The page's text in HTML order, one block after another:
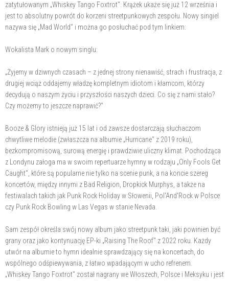
zatytułowanym „Whiskey Tango Foxtrot". Krążek ukaże się już 12 września i
jest to absolutny powrót do korzeni streetpunkowych zespołu. Nowy singiel
nazywa się „Mad World" i można go posłuchać pod tym linkiem:
Wokalista Mark o nowym singlu:
„Żyjemy w dziwnych czasach – z jednej strony nienawiść, strach i frustracja, z
drugiej wciąż oddajemy władzę kompletnym idiotom i kłamcom, którzy
decydują o naszym życiu i przyszłości naszych dzieci. Co się z nami stało?
Czy możemy to jeszcze naprawić?"
Booze & Glory istnieją już 15 lat i od zawsze dostarczają słuchaczom
chwytliwe melodie (zwłaszcza na albumie „Hurricane" z 2019 roku),
bezkompromisową, surową energię i prawdziwie uliczny klimat. Pochodząca
z Londynu załoga ma w swoim repertuarze hymny w rodzaju „Only Fools Get
Caught", które są popularne nie tylko na scenie punk, a na koncie szereg
koncertów, między innymi z Bad Religion, Dropkick Murphys, a także na
festiwalach takich jak Punk Rock Holiday w Słowenii, Pol'And'Rock w Polsce
czy Punk Rock Bowling w Las Vegas w stanie Nevada.
Sam zespół określa swój nowy album jako streetpunk taki, jaki powinien być
grany oraz jako kontynuację EP-ki „Raising The Roof" z 2022 roku. Każdy
utwór na albumie to hymn idealnie sprawdzający się na koncertach, do
wspólnego odśpiewywania, z łatwo wpadającym w ucho refrenem.
„Whiskey Tango Foxtrot" został nagrany we Włoszech, Polsce i Meksyku i jest